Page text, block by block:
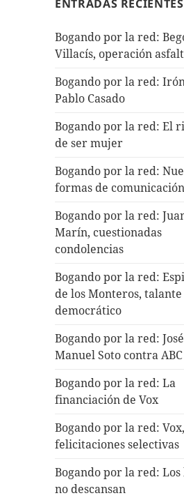
ENTRADAS RECIENTES
Bogando por la red:
Villacís, operación
Bogando por la red:
Pablo Casado
Bogando por la red: El
de ser mujer
Bogando por la red:
formas de comunicación
Bogando por la red:
Marín, cuestionadas
condolencias
Bogando por la red:
de los Monteros, talante
democrático
Bogando por la red: José
Manuel Soto contra ABC
Bogando por la red: La
financiación de Vox
Bogando por la red: Vox,
felicitaciones selectivas
Bogando por la red: Los
no descansan